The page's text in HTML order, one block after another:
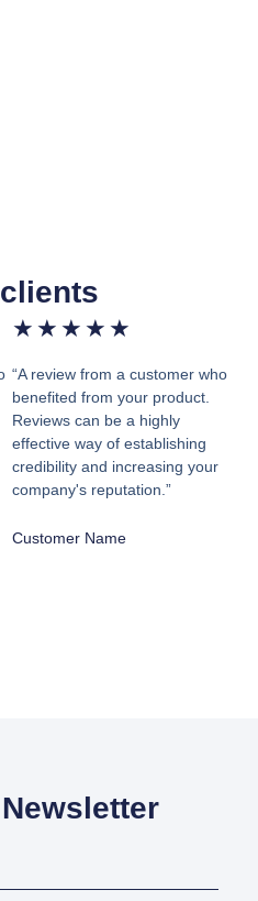
★ ★ ★ ★ ★
“A review from a customer who
benefited from your product.
Reviews can be a highly
effective way of establishing
credibility and increasing your
company's reputation.”
Customer Name